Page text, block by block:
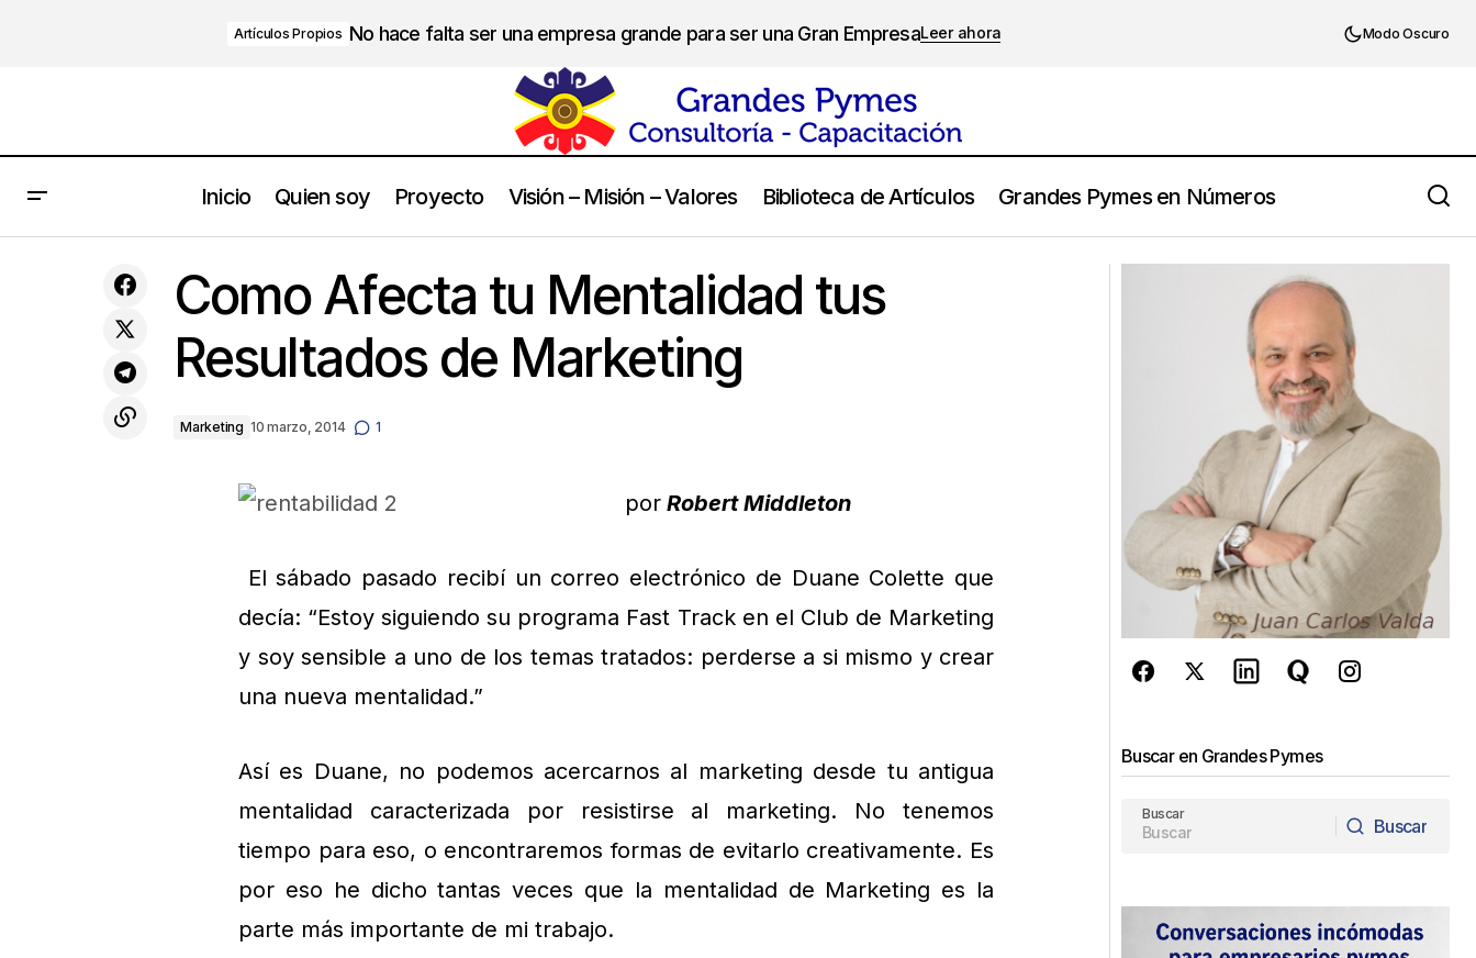
Artículos Propios No hace falta ser una empresa grande para ser una Gran EmpresaLeer ahora Modo Oscuro
Inicio Quien soy Proyecto Visión – Misión – Valores Biblioteca de Artículos Grandes Pymes en Números
emprendedores y empresarios
Como Afecta tu Mentalidad tus Resultados de Marketing
El hábito más importante del
Como Afecta tu Mentalidad tus
Resultados de Marketing
Marketing 10 marzo, 2014 1
por Robert Middleton
El sábado pasado recibí un correo electrónico de Duane Colette que
decía: “Estoy siguiendo su programa Fast Track en el Club de Marketing
y soy sensible a uno de los temas tratados: perderse a si mismo y crear
una nueva mentalidad.”
Así es Duane, no podemos acercarnos al marketing desde tu antigua
mentalidad caracterizada por resistirse al marketing. No tenemos
tiempo para eso, o encontraremos formas de evitarlo creativamente. Es
por eso he dicho tantas veces que la mentalidad de Marketing es la
parte más importante de mi trabajo.
Buscar en Grandes Pymes
Buscar
Buscar